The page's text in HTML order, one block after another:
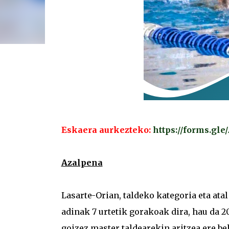
Eskaera aurkezteko: https://forms.gle/
Azalpena
Lasarte-Orian, taldeko kategoria eta
adinak 7 urtetik gorakoak dira, hau da